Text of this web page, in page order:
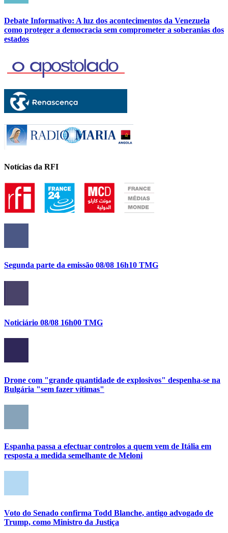
Debate Informativo: A luz dos acontecimentos da Venezuela
como proteger a democracia sem comprometer a soberanias dos
estados
Notícias da RFI
Segunda parte da emissão 08/08 16h10 TMG
Noticiário 08/08 16h00 TMG
Drone com "grande quantidade de explosivos" despenha-se na
Bulgária "sem fazer vítimas"
Espanha passa a efectuar controlos a quem vem de Itália em
resposta a medida semelhante de Meloni
Voto do Senado confirma Todd Blanche, antigo advogado de
Trump, como Ministro da Justiça